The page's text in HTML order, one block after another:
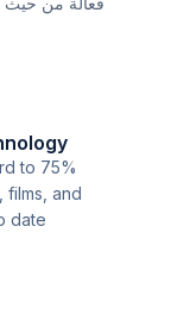
to
films, and
date.